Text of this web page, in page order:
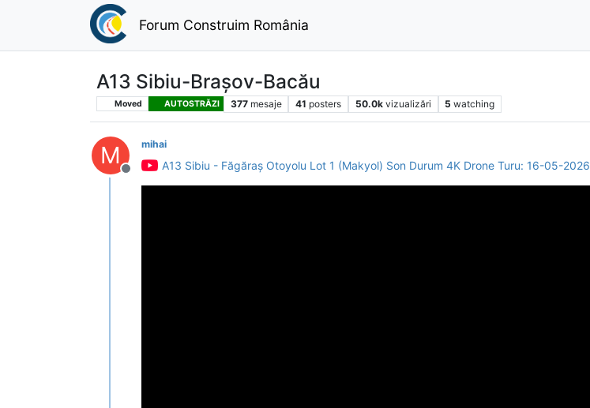
Forum Construim România
A13 Sibiu-Brașov-Bacău
Moved AUTOSTRĂZI 377 mesaje 41 posters 50.0k vizualizări 5 watching
M
Deconectat
mihai
A13 Sibiu - Făgăraș Otoyolu Lot 1 (Makyol) Son Durum 4K Drone Turu: 16-05-2026